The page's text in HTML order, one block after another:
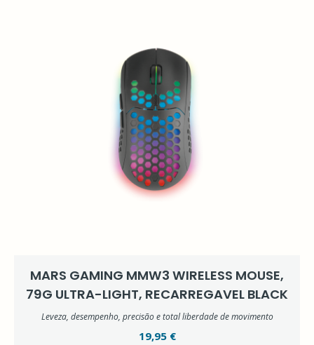
MARS GAMING MMW3 WIRELESS MOUSE,
79G ULTRA-LIGHT, RECARREGAVEL BLACK
Leveza, desempenho, precisão e total liberdade de movimento
19,95 €